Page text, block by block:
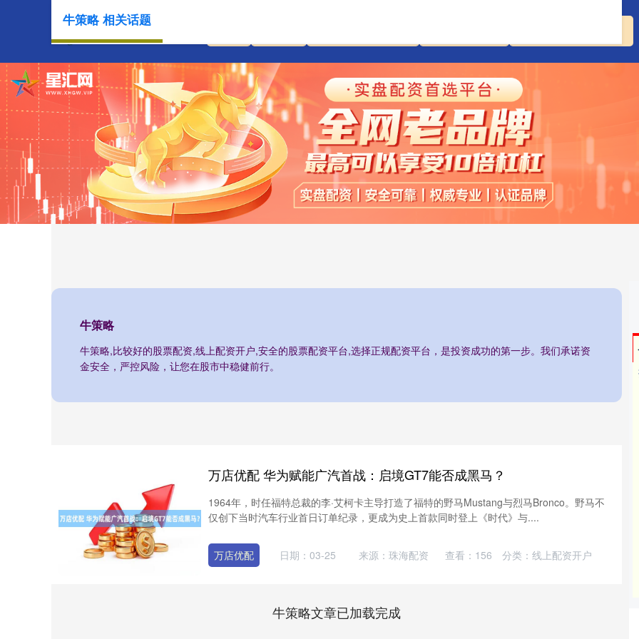
牛策略
牛策略,比较好的股票配资,线上配资开户,安全的股票配资平台,选择正规配资平台，是投资成功的第一步。我们承诺资
金安全，严控风险，让您在股市中稳健前行。
牛策略 相关话题
万店优配 华为赋能广汽首战：启境GT7能否成黑马？
1964年，时任福特总裁的李·艾柯卡主导打造了福特的野马Mustang与烈马Bronco。野马不
仅创下当时汽车行业首日订单纪录，更成为史上首款同时登上《时代》与....
万店优配 日期：03-25 来源：珠海配资 查看： 156 分类： 线上配资开户
牛策略文章已加载完成